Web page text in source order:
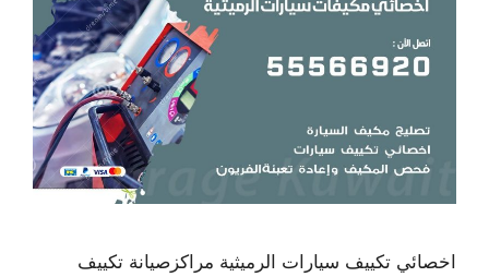
اخصائي تكييف سيارات الرميثية مراكزصيانة تكييف